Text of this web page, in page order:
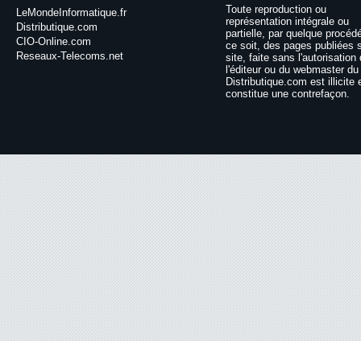
LeMondeInformatique.fr
Distributique.com
CIO-Online.com
Reseaux-Telecoms.net
Toute reproduction ou
représentation intégrale ou
partielle, par quelque
ce soit, des pages publiées
site, faite sans l'autorisation
l'éditeur ou du webmaster
Distributique.com est illicite
constitue une contrefaçon.